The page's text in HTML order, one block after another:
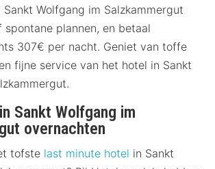
Wolfgang im Salzkammergut
plannen, en betaal
307€ per nacht. Geniet van toffe
fijne service van het hotel in Sankt
Sankt Wolfgang im
overnachten
tofste last minute hotel in Sankt